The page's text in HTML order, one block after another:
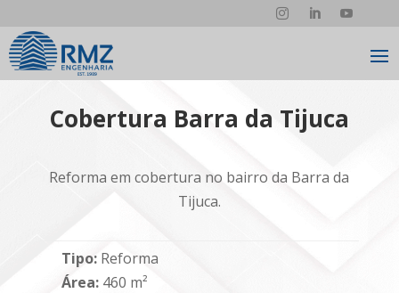
Cobertura Barra da Tijuca
Reforma em cobertura no bairro da Barra da
Tijuca.
Tipo: Reforma
Área:460 m²